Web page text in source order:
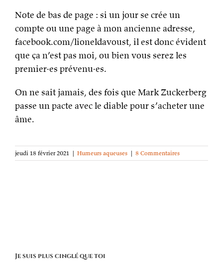
Note de bas de page : si un jour se crée un
compte ou une page à mon ancienne adresse,
facebook.com/lioneldavoust, il est donc évident
que ça n’est pas moi, ou bien vous serez les
premier·es prévenu·es.
On ne sait jamais, des fois que Mark Zuckerberg
passe un pacte avec le diable pour s’acheter une
âme.
jeudi 18 février 2021 | Humeurs aqueuses | 8 Commentaires
Je suis plus cinglé que toi